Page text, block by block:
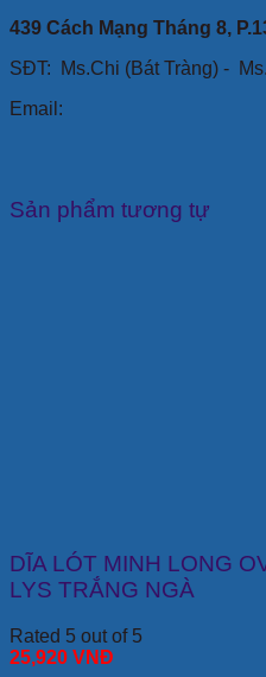
439 Cách Mạng Tháng 8,
SĐT: Ms.Chi (Bát Tràng) -
Email:
Sản phẩm tương tự
DĨA LÓT MINH LONG
LYS TRẮNG NGÀ
Rated 5 out of 5
25,920 VNĐ